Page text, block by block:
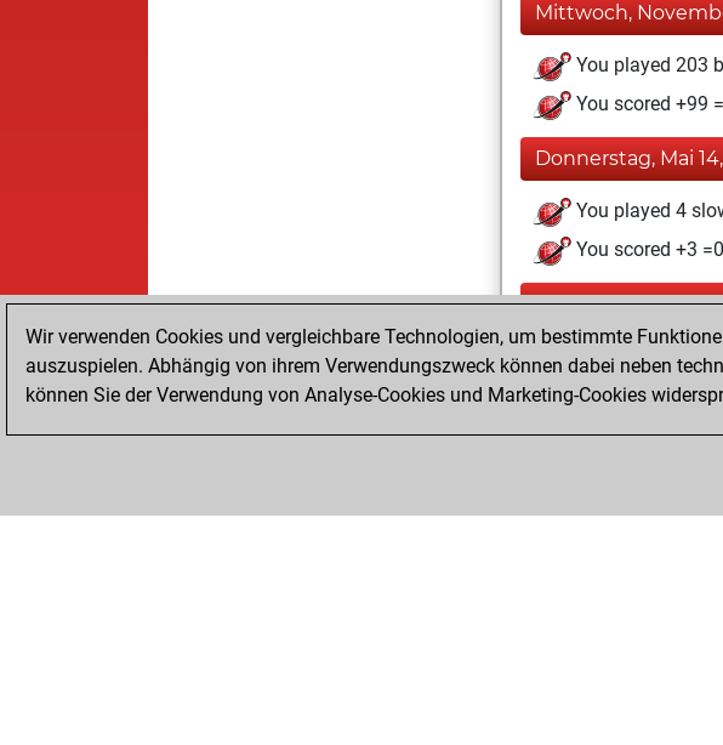
Mittwoch,
You played 203
You scored +99
Donnerstag, Mai
You played 4
You scored +3
Mittwoch, April 22,
You played 2
You scored +2
Wir verwenden Cookies und vergleichbare Technologien, um bestimmte
auszuspielen. Abhängig von ihrem Verwendungszweck können dabei neben
können Sie der Verwendung von Analyse-Cookies und Marketing-Cookies